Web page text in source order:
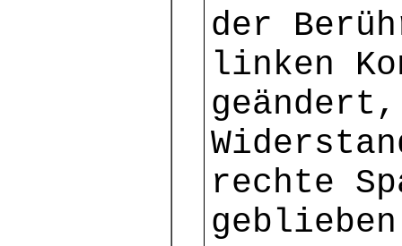
der
linken
rechte